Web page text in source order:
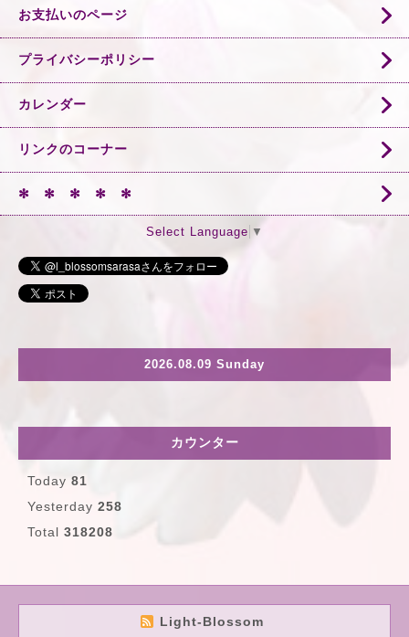
お支払いのページ
プライバシーポリシー
カレンダー
リンクのコーナー
✻ ✻ ✻ ✻ ✻
Select Language ▼
2026.08.09 Sunday
カウンター
Today 81
Yesterday 258
Total 318208
Light-Blossom